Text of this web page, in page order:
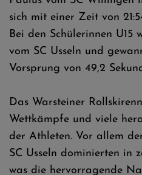
sich mit einer Zeit von
Bei den Schülerinnen U15
vom SC Usseln und
Vorsprung von 49,2
Das Warsteiner
Wettkämpfe und viele
der Athleten. Vor allem
SC Usseln dominierten in
was die hervorragende